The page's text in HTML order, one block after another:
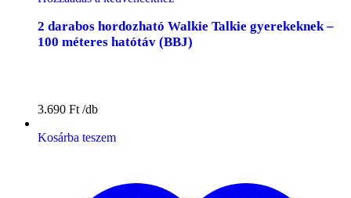
2 darabos hordozható Walkie Talkie gyerekeknek –
100 méteres hatótáv (BBJ)
3.690 Ft
Kosárba teszem